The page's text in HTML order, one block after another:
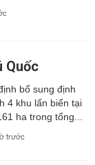
Quốc
bổ sung định
4 khu lấn biển tại
ha trong tổng...
trước